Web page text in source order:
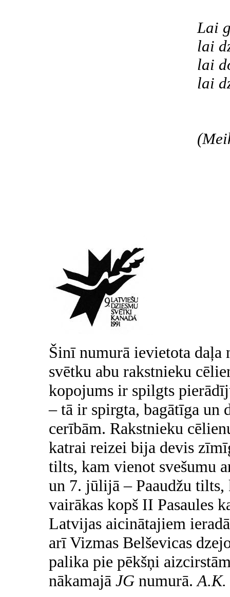
Lai
lai
lai
lai
Šinī numurā ievietota daļa
svētku abu rakstnieku
kopojums ir spilgts
– tā ir spirgta, bagātīga un
cerībām. Rakstnieku
katrai reizei bija devis
tilts, kam vienot svešumu
un 7. jūlijā – Paaudžu tilts,
vairākas kopš II Pasaules
Latvijas aicinātajiem
arī Vizmas Belševicas
palika pie pēkšņi
nākamajā JGnumurā. A.K.